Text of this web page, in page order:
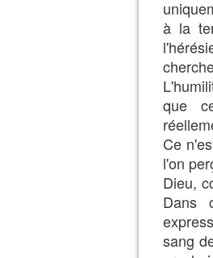
à la
que
Ce
l'on
Dieu,
Dans
sang